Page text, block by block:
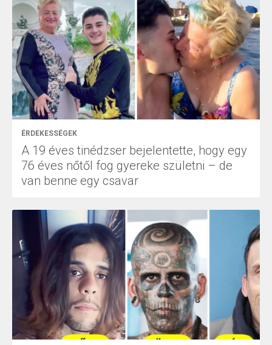
ÉRDEKESSÉGEK
A 19 éves tinédzser bejelentette, hogy egy
76 éves nőtől fog gyereke születni – de
van benne egy csavar